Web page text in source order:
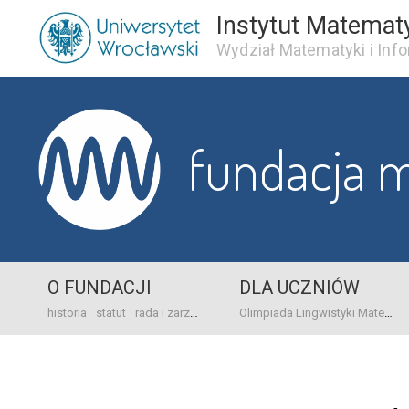
Instytut
Wydział Matematyki i
fundacja
O FUNDACJI
historia statut rada i zarząd dane bankowo-adresowe kontakt
DLA UCZNIÓW
Olimpiada Lingwistyki Matematycznej